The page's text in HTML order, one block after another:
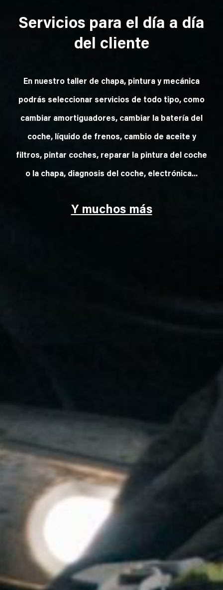
Servicios para el día a día
del cliente
En nuestro taller de chapa, pintura y mecánica
podrás seleccionar servicios de todo tipo, como
cambiar amortiguadores, cambiar la batería del
coche, líquido de frenos, cambio de aceite y
filtros, pintar coches, reparar la pintura del coche
o la chapa, diagnosis del coche, electrónica...
Y muchos más